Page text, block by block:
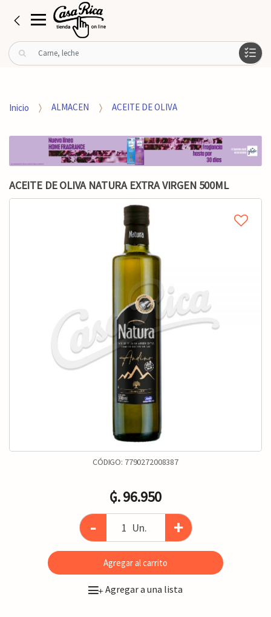
B
u
r
o
Inicio ALMACEN ACEITE DE OLIVA
ACEITE DE OLIVA NATURA EXTRA VIRGEN 500ML
CÓDIGO: 7790272008387
₲. 96.950
- Un. +
Agregar al carrito
+Agregar a una lista